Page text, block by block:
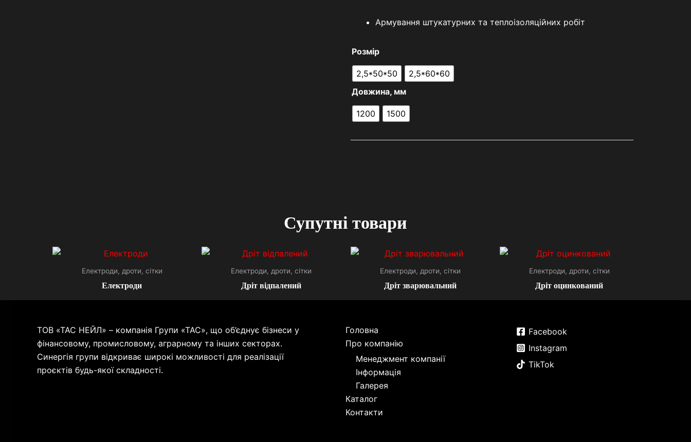
Армування штукатурних та теплоізоляційних робіт
Розмір
2,5*50*50
2,5*60*60
Довжина, мм
1200 1500
Супутні товари
Електроди, дроти, сітки
Електроди
Електроди, дроти, сітки
Дріт відпалений
Електроди, дроти, сітки
Дріт зварювальний
Електроди, дроти, сітки
Дріт оцинкований
ТОВ «ТАС НЕЙЛ» – компанія Групи «ТАС», що об’єднує бізнеси у
фінансовому, промисловому, аграрному та інших секторах.
Синергія групи відкриває широкі можливості для реалізації
проєктів будь-якої складності.
Головна
Про компанію
Менеджмент компанії
Інформація
Галерея
Каталог
Контакти
Facebook
Instagram
TikTok